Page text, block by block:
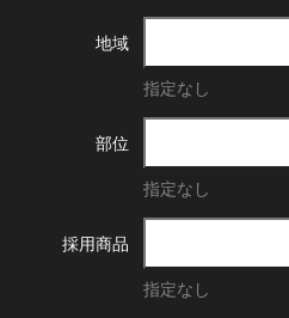
地域
指定なし
部位
指定なし
採用商品
指定なし